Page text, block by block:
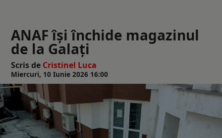
ANAF îşi închide magazinul
de la Galați
Scris de Cristinel Luca
Miercuri, 10 Iunie 2026 16:00